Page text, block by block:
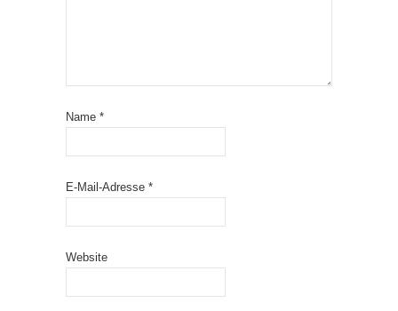
Name *
E-Mail-Adresse *
Website